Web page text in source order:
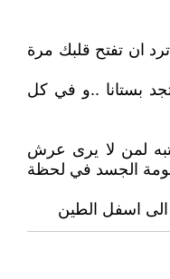
ان تفتح قلبك مرة
بستانا ..و في كل
لمن لا يرى عرش
الجسد في لحظة
الى اسفل الطين